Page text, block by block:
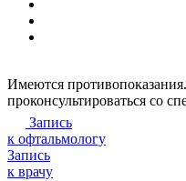
Имеются
проконсультироваться со
Запись
к офтальмологу
Запись
к врачу